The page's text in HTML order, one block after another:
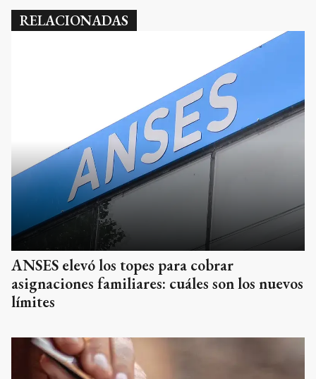
RELACIONADAS
ANSES elevó los topes para cobrar
asignaciones familiares: cuáles son los nuevos
límites